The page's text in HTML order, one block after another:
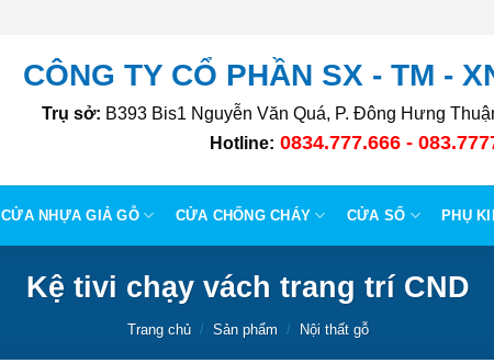
CÔNG TY CỔ PHẦN SX - TM -
Trụ sở: B393 Bis1 Nguyễn Văn Quá, P. Đông Hưng
Hotline: 0834.777.666 -
CỬA NHỰA GIẢ GỖ CỬA CHỐNG CHÁY CỬA SỔ PHỤ
Kệ tivi chạy vách trang trí CND
Trang chủ / Sản phẩm / Nội thất gỗ